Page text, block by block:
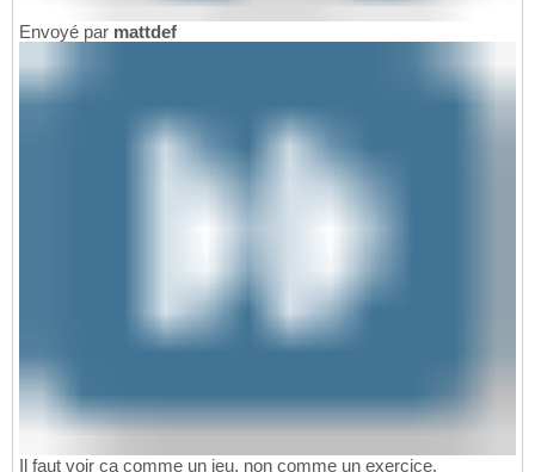
Envoyé par mattdef
Il faut voir ça comme un jeu, non comme un exercice.